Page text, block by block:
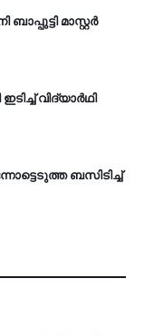
മാസ്റ്റര്‍
വിദ്യാര്‍ഥി
ബ­സി­ടി­ച്ച്